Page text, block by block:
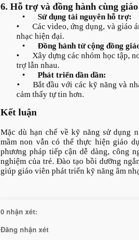
6. Hỗ trợ và đồng hành cùng
•
Sử dụng tài nguyên hỗ trợ:
•
Các video, ứng dụng, và giáo
nhạc hiện đại.
•
Đồng hành từ cộng đồng
•
Xây dựng các nhóm học tập,
trợ lẫn nhau.
•
Phát triển dần dần:
•
Bắt đầu với các kỹ năng và
cảm thấy tự tin hơn.
Kết luận
Mặc dù hạn chế về kỹ năng sử dụng
mầm non vẫn có thể thực hiện giáo
phương pháp tiếp cận dễ dàng, công
nghiệm của trẻ. Đào tạo bồi dưỡng
giúp giáo viên phát triển kỹ năng âm
0 nhận xét:
Đăng nhận xét